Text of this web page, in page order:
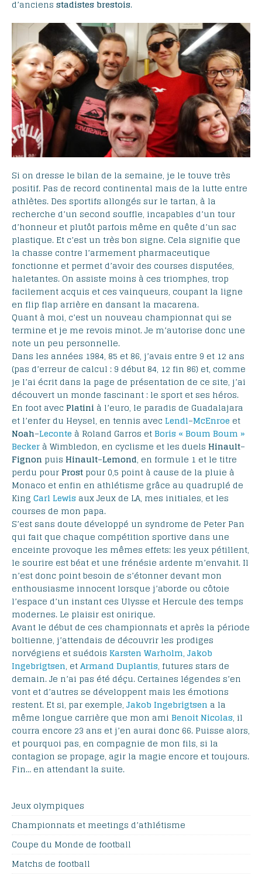
d’anciens stadistes brestois.
Si on dresse le bilan de la semaine, je le touve très
positif. Pas de record continental mais de la lutte entre
athlètes. Des sportifs allongés sur le tartan, à la
recherche d’un second souffle, incapables d’un tour
d’honneur et plutôt parfois même en quête d’un sac
plastique. Et c’est un très bon signe. Cela signifie que
la chasse contre l’armement pharmaceutique
fonctionne et permet d’avoir des courses disputées,
haletantes. On assiste moins à ces triomphes, trop
facilement acquis et ces vainqueurs, coupant la ligne
en flip flap arrière en dansant la macarena.
Quant à moi, c’est un nouveau championnat qui se
termine et je me revois minot. Je m’autorise donc une
note un peu personnelle.
Dans les années 1984, 85 et 86, j’avais entre 9 et 12 ans
(pas d’erreur de calcul : 9 début 84, 12 fin 86) et, comme
je l’ai écrit dans la page de présentation de ce site, j’ai
découvert un monde fascinant : le sport et ses héros.
En foot avec Platini à l’euro, le paradis de Guadalajara
et l’enfer du Heysel, en tennis avec Lendl–McEnroe et
Noah–Leconte à Roland Garros etBoris « Boum Boum »
Becker à Wimbledon, en cyclisme et les duels Hinault–
Fignon puis Hinault–Lemond, en formule 1 et le titre
perdu pourProst pour 0,5 point à cause de la pluie à
Monaco et enfin en athlétisme grâce au quadruplé de
King Carl Lewis aux Jeux de LA, mes initiales, et les
courses de mon papa.
S’est sans doute développé un syndrome de Peter Pan
qui fait que chaque compétition sportive dans une
enceinte provoque les mêmes effets: les yeux pétillent,
le sourire est béat et une frénésie ardente m’envahit. Il
n’est donc point besoin de s’étonner devant mon
enthousiasme innocent lorsque j’aborde ou côtoie
l’espace d’un instant ces Ulysse et Hercule des temps
modernes. Le plaisir est onirique.
Avant le début de ces championnats et après la période
boltienne, j’attendais de découvrir les prodiges
norvégiens et suédois Karsten Warholm, Jakob
Ingebrigtsen, etArmand Duplantis, futures stars de
demain. Je n’ai pas été déçu. Certaines légendes s’en
vont et d’autres se développent mais les émotions
restent. Et si, par exemple, Jakob Ingebrigtsen a la
même longue carrière que mon ami Benoit Nicolas, il
courra encore 23 ans et j’en aurai donc 66. Puisse alors,
et pourquoi pas, en compagnie de mon fils, si la
contagion se propage, agir la magie encore et toujours.
Fin… en attendant la suite.
Jeux olympiques
Championnats et meetings d’athlétisme
Coupe du Monde de football
Matchs de football